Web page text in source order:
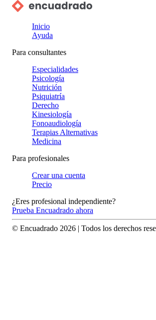
Inicio
Ayuda
Para consultantes
Especialidades
Psicología
Nutrición
Psiquiatría
Derecho
Kinesiología
Fonoaudiología
Terapias Alternativas
Medicina
Para profesionales
Crear una cuenta
Precio
¿Eres profesional independiente?
Prueba Encuadrado ahora
© Encuadrado 2026 | Todos los derechos